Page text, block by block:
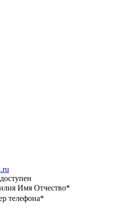
Имя Отчество*
телефона*